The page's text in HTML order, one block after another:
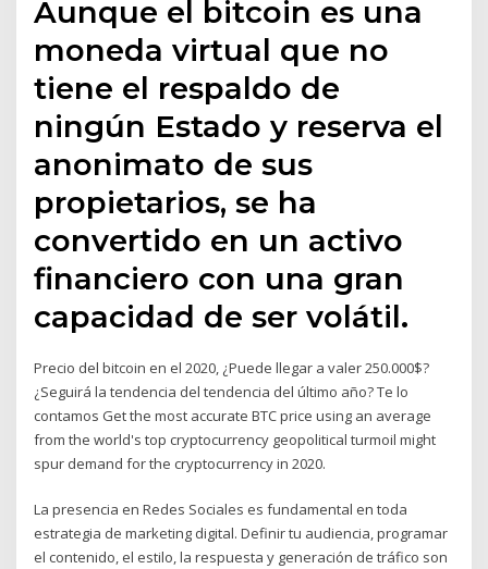
Aunque el bitcoin es una
moneda virtual que no
tiene el respaldo de
ningún Estado y reserva el
anonimato de sus
propietarios, se ha
convertido en un activo
financiero con una gran
capacidad de ser volátil.
Precio del bitcoin en el 2020, ¿Puede llegar a valer 250.000$?
¿Seguirá la tendencia del tendencia del último año? Te lo
contamos Get the most accurate BTC price using an average
from the world's top cryptocurrency geopolitical turmoil might
spur demand for the cryptocurrency in 2020.
La presencia en Redes Sociales es fundamental en toda
estrategia de marketing digital. Definir tu audiencia, programar
el contenido, el estilo, la respuesta y generación de tráfico son